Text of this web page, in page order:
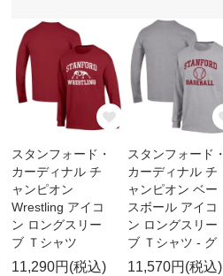
スタンフォード・
カーディナル チ
ャンピオン
Wrestling アイコ
ン ロングスリー
ブ Ｔシャツ
11,290円(税込)
スタンフォード・
カーディナル チ
ャンピオン ベー
スボール アイコ
ン ロングスリー
ブ Ｔシャツ - グ
11,570円(税込)